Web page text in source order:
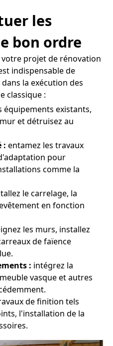
les
bon ordre
projet de rénovation
indispensable de
la exécution des
classique :
équipements existants,
et détruisez au
: entamez les travaux
pour
comme la
le carrelage, la
en fonction
les murs, installez
de faïence
: intégrez la
vasque et autres
de finition tels
l'installation de la